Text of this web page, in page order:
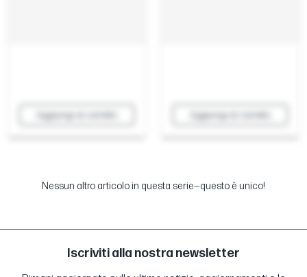
Aggiungi al carrello Aggiungi al carrello
Nessun altro articolo in questa serie—questo è unico!
Iscriviti alla nostra newsletter